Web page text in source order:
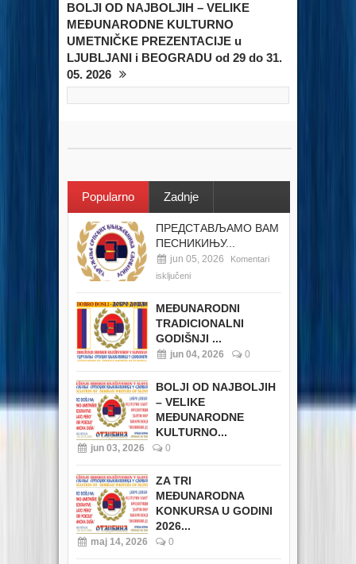
BOLJI OD NAJBOLJIH – VELIKE
MEĐUNARODNE KULTURNO
UMETNIČKE PREZENTACIJE u
LJUBLJANI i BEOGRADU od 29 do 31.
05. 2026
Popularno Zadnje
ПРЕДСТАВЉАМО ВАМ
ПЕСНИКИЊУ...
jun 05, 2026
Komentari
isključeni
MEĐUNARODNI
TRADICIONALNI
GODIŠNJI ...
jun 04, 2026 0
BOLJI OD NAJBOLJIH
– VELIKE
MEĐUNARODNE
KULTURNO...
jun 03, 2026 0
ZA TRI
MEĐUNARODNA
KONKURSA U GODINI
2026...
maj 14, 2026 0